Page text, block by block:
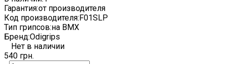
Гарантия:от производителя
Код производителя:F01SLP
Тип грипсов:на BMX
Бренд:Odigrips
Нет в наличии
540 грн.